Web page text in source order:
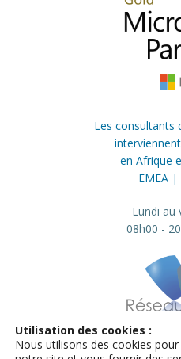
Les consultants
en Afrique
EMEA |
Lundi au
08h00 -
info@valor.pro
Utilisation des cookies :
Nous utilisons des cookies